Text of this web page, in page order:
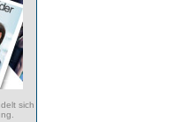
sich